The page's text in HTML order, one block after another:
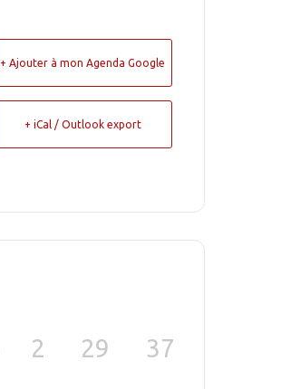
+ Ajouter à mon Agenda Google
+ iCal / Outlook export
2 29 36